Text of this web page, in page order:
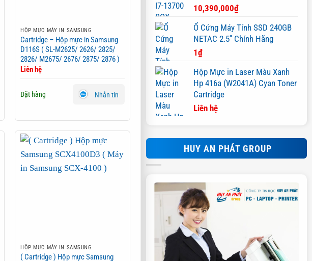
10,390,000₫
Ổ Cứng Máy Tính SSD 240GB
NETAC 2.5'' Chính Hãng
1₫
Hộp Mực in Laser Màu Xanh
Hp 416a (W2041A) Cyan Toner
Cartridge
Liên hệ
HUY AN PHÁT GROUP
HỘP MỰC MÁY IN SAMSUNG
Cartridge – Hộp mực in Samsung
D116S ( SL-M2625/ 2626/ 2825/
2826/ M2675/ 2676/ 2875/ 2876 )
Liên hệ
Đặt hàng Nhắn tin
HỘP MỰC MÁY IN SAMSUNG
( Cartridge ) Hộp mực Samsung